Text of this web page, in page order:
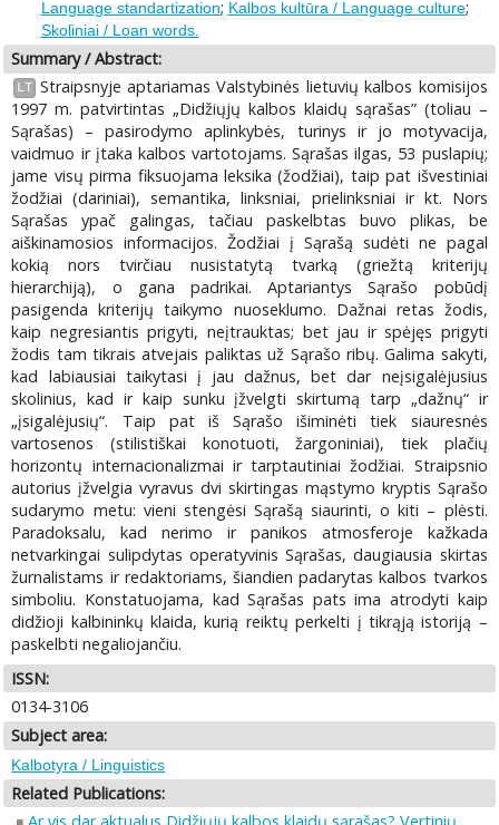
Language standartization; Kalbos kultūra / Language culture;
Skoliniai / Loan words.
Summary / Abstract:
LT Straipsnyje aptariamas Valstybinės lietuvių kalbos komisijos
1997 m. patvirtintas „Didžiųjų kalbos klaidų sąrašas” (toliau –
Sąrašas) – pasirodymo aplinkybės, turinys ir jo motyvacija,
vaidmuo ir įtaka kalbos vartotojams. Sąrašas ilgas, 53 puslapių;
jame visų pirma fiksuojama leksika (žodžiai), taip pat išvestiniai
žodžiai (dariniai), semantika, linksniai, prielinksniai ir kt. Nors
Sąrašas ypač galingas, tačiau paskelbtas buvo plikas, be
aiškinamosios informacijos. Žodžiai į Sąrašą sudėti ne pagal
kokią nors tvirčiau nusistatytą tvarką (griežtą kriterijų
hierarchiją), o gana padrikai. Aptariantys Sąrašo pobūdį
pasigenda kriterijų taikymo nuoseklumo. Dažnai retas žodis,
kaip negresiantis prigyti, neįtrauktas; bet jau ir spėjęs prigyti
žodis tam tikrais atvejais paliktas už Sąrašo ribų. Galima sakyti,
kad labiausiai taikytasi į jau dažnus, bet dar neįsigalėjusius
skolinius, kad ir kaip sunku įžvelgti skirtumą tarp „dažnų“ ir
„įsigalėjusių“. Taip pat iš Sąrašo išiminėti tiek siauresnės
vartosenos (stilistiškai konotuoti, žargoniniai), tiek plačių
horizontų internacionalizmai ir tarptautiniai žodžiai. Straipsnio
autorius įžvelgia vyravus dvi skirtingas mąstymo kryptis Sąrašo
sudarymo metu: vieni stengėsi Sąrašą siaurinti, o kiti – plėsti.
Paradoksalu, kad nerimo ir panikos atmosferoje kažkada
netvarkingai sulipdytas operatyvinis Sąrašas, daugiausia skirtas
žurnalistams ir redaktoriams, šiandien padarytas kalbos tvarkos
simboliu. Konstatuojama, kad Sąrašas pats ima atrodyti kaip
didžioji kalbininkų klaida, kurią reiktų perkelti į tikrąją istoriją –
paskelbti negaliojančiu.
ISSN:
0134-3106
Subject area:
Kalbotyra / Linguistics
Related Publications: